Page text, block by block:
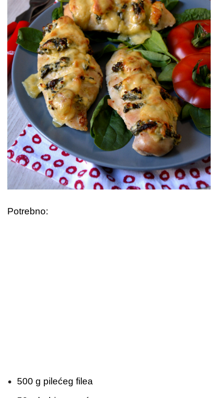
Potrebno:
500 g pilećeg filea